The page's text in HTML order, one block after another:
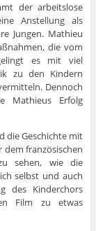
der arbeitslose
Anstellung als
Jungen. Mathieu
die vom
es mit viel
zu den Kindern
Dennoch
Mathieus Erfolg
die Geschichte mit
französischen
sehen, wie die
selbst und auch
des Kinderchors
Film zu etwas